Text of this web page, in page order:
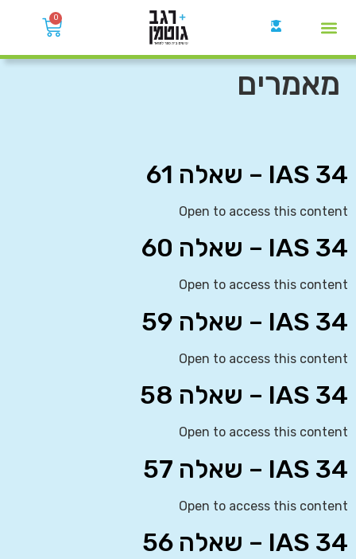
0
מאמרים
IAS 34 – שאלה 61
Open to access this content
IAS 34 – שאלה 60
Open to access this content
IAS 34 – שאלה 59
Open to access this content
IAS 34 – שאלה 58
Open to access this content
IAS 34 – שאלה 57
Open to access this content
IAS 34 – שאלה 56